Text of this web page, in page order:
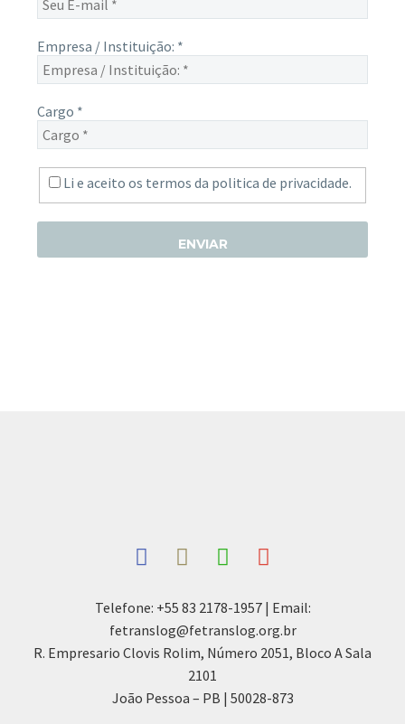
Empresa / Instituição: *
Cargo *
Li e aceito os termos da politica de privacidade.
Telefone: +55 83 2178-1957 | Email:
fetranslog@fetranslog.org.br
R. Empresario Clovis Rolim, Número 2051, Bloco A Sala
2101
João Pessoa – PB | 50028-873